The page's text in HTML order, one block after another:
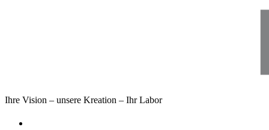
Ihre Vision – unsere Kreation – Ihr Labor